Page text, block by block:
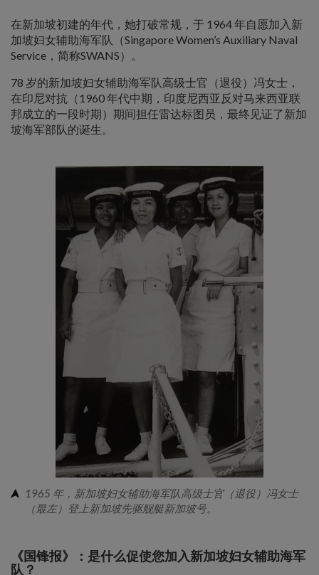
在新加坡初建的年代，她打破常规，于 1964 年自愿加入新
加坡妇女辅助海军队（Singapore Women’s Auxiliary Naval
Service，简称SWANS）。
78 岁的新加坡妇女辅助海军队高级士官（退役）冯女士，
在印尼对抗（1960 年代中期，印度尼西亚反对马来西亚联
邦成立的一段时期）期间担任雷达标图员，最终见证了新加
坡海军部队的诞生。
1965 年，新加坡妇女辅助海军队高级士官（退役）冯女士
（最左）登上新加坡先驱舰艇新加坡号。
《国锋报》：是什么促使您加入新加坡妇女辅助海军
队？